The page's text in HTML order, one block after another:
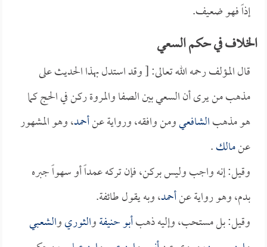
إذاً فهو ضعيف.
الخلاف في حكم السعي
قال المؤلف رحمه الله تعالى: [ وقد استدل بهذا الحديث على
مذهب من يرى أن السعي بين الصفا والمروة ركن في الحج كما
هو مذهبالشافعيومن وافقه، ورواية عنأحمد، وهو المشهور
عنمالك.
وقيل: إنه واجب وليس بركن، فإن تركه عمداً أو سهواً جبره
بدم، وهو رواية عنأحمد، وبه يقول طائفة.
وقيل: بل مستحب، وإليه ذهبأبو حنيفةوالثوريوالشعبي